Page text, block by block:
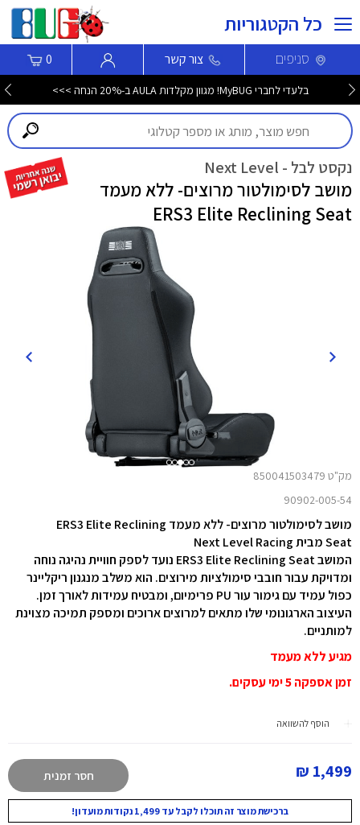
כל הקטגוריות
סניפים צור קשר 0
בלעדי לחברי MyBUG! מגוון מקלדות AULA ב-20% הנחה >>>
נקסט לבל - Next Level
מושב לסימולטור מרוצים- ללא מעמד
ERS3 Elite Reclining Seat
מק"ט 850041503479
90902-005-54
מושב לסימולטור מרוצים- ללא מעמד ERS3 Elite Reclining
Seat מבית Next Level Racing
המושב ERS3 Elite Reclining Seat נועד לספק חוויית נהיגה נוחה
ומדויקת עבור חובבי סימולציות מירוצים. הוא משלב מנגנון ריקליינר
כפול עמיד עם גימור עור PU פרימיום, ומבטיח עמידות לאורך זמן.
העיצוב הארגונומי שלו מתאים למרוצים ארוכים ומספק תמיכה מצוינת
למותניים.
מגיע ללא מעמד
זמן אספקה 5 ימי עסקים.
הוסף להשוואה
1,499 ₪ חסר זמנית
ברכישת מוצר זה תוכלו לקבל עד 1,499 נקודות מועדון!